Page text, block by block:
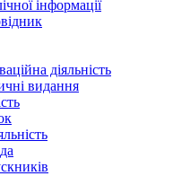
інформації
діяльність
видання